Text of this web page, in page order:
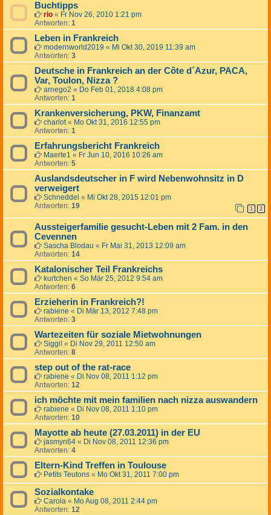
Buchtipps
rio « Fr Nov 26, 2010 1:21 pm
Antworten: 1
Leben in Frankreich
modernworld2019 « Mi Okt 30, 2019 11:39 am
Antworten: 3
Deutsche in Frankreich an der Côte d´Azur, PACA,
Var, Toulon, Nizza ?
arnego2 « Do Feb 01, 2018 4:08 pm
Antworten: 1
Krankenversicherung, PKW, Finanzamt
charlot« Mo Okt 31, 2016 12:55 pm
Antworten: 1
Erfahrungsbericht Frankreich
Maerte1 « Fr Jun 10, 2016 10:26 am
Antworten: 5
Auslandsdeutscher in F wird Nebenwohnsitz in D
verweigert
Schneddel « Mi Okt 28, 2015 12:01 pm
Antworten: 19 1 2
Aussteigerfamilie gesucht-Leben mit 2 Fam. in den
Cevennen
Sascha Blodau « Fr Mai 31, 2013 12:09 am
Antworten: 14
Katalonischer Teil Frankreichs
kurtchen « So Mär 25, 2012 9:54 am
Antworten: 6
Erzieherin in Frankreich?!
rabiene « Di Mär 13, 2012 7:48 pm
Antworten: 3
Wartezeiten für soziale Mietwohnungen
Siggi! « Di Nov 29, 2011 12:50 am
Antworten: 8
step out of the rat-race
rabiene « Di Nov 08, 2011 1:12 pm
Antworten: 12
ich möchte mit mein familien nach nizza auswandern
rabiene « Di Nov 08, 2011 1:10 pm
Antworten: 10
Mayotte ab heute (27.03.2011) in der EU
jasmyn64 « Di Nov 08, 2011 12:36 pm
Antworten: 4
Eltern-Kind Treffen in Toulouse
Petits Teutons « Mo Okt 31, 2011 7:00 pm
Sozialkontake
Carola « Mo Aug 08, 2011 2:44 pm
Antworten: 12